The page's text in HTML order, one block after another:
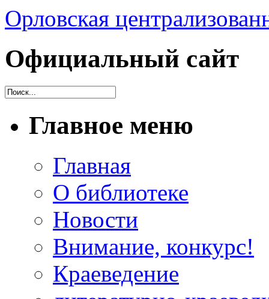
Орловская
Официальный сайт
Главное меню
Главная
О библиотеке
Новости
Внимание, конкурс!
Краеведение